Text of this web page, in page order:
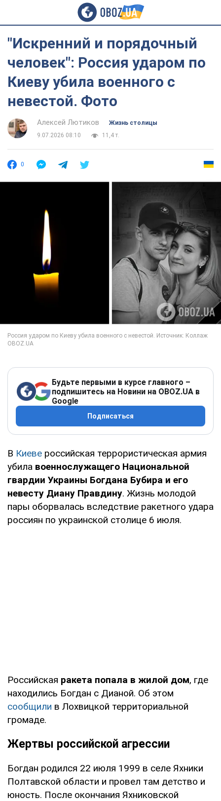
"Искренний и порядочный
человек": Россия ударом по
Киеву убила военного с
невестой. Фото
Алексей Лютиков
Жизнь столицы
9.07.2026 08:10
11,4 т.
0
Будьте первыми в курсе главного –
подпишитесь на Новини на OBOZ.UA в
Google
Подписаться
В Киеве российская террористическая армия
убила военнослужащего Национальной
гвардии Украины Богдана Бубира и его
невесту Диану Правдину. Жизнь молодой
пары оборвалась вследствие ракетного удара
россиян по украинской столице 6 июля.
Российская ракета попала в жилой дом, где
находились Богдан с Дианой. Об этом
сообщили в Лохвицкой территориальной
громаде.
Жертвы российской агрессии
Богдан родился 22 июля 1999 в селе Яхники
Полтавской области и провел там детство и
юность. После окончания Яхниковской